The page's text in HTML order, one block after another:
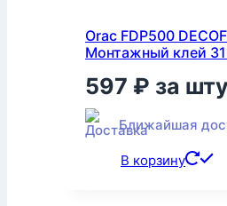
Orac FDP500
Монтажный клей
597 ₽ за
Ближайшая
В корзину